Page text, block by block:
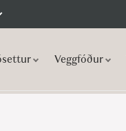
Veggfóður